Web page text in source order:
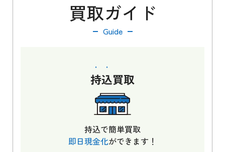
買取ガイド
Guide
持込買取
持込で簡単買取
即日現金化ができます！